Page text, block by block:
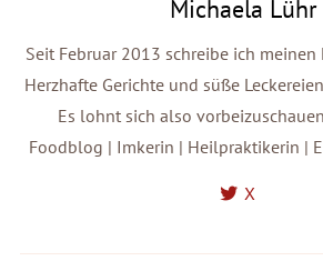
Michaela Lühr
Seit Februar 2013 schreibe ich
Herzhafte Gerichte und süße
Es lohnt sich also
Foodblog | Imkerin | Heilpraktikerin |
X